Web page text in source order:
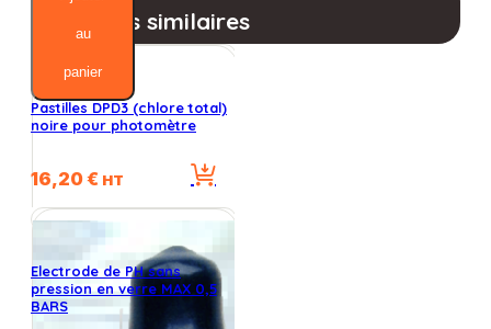
pour
sonde
libre,
total
et
au
panier
Produits similaires
Pastilles DPD3 (chlore total)
noire pour photomètre
16,20€ HT
Electrode de PH sans
pression en verre MAX 0,5
BARS